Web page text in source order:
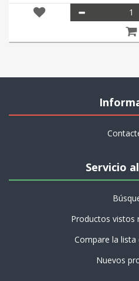
Servicio
Productos vistos
Compare la
Nuevos